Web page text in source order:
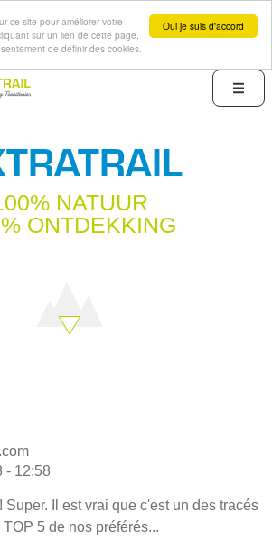
Oui je suis d'accord
ce site pour améliorer votre
sur un lien de cette page,
de définir des cookies.
Menu
NATUUR
ONTDEKKING
- 12:58
Super. Il est vrai que c'est un des tracés
5 de nos préférés...